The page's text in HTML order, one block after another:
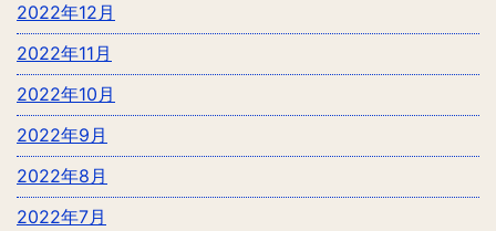
2022年12月
2022年11月
2022年10月
2022年9月
2022年8月
2022年7月